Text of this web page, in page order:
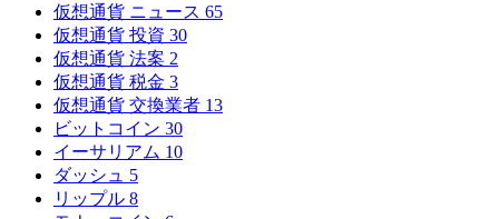
仮想通貨 ニュース 65
仮想通貨 投資 30
仮想通貨 法案 2
仮想通貨 税金 3
仮想通貨 交換業者 13
ビットコイン 30
イーサリアム 10
ダッシュ 5
リップル 8